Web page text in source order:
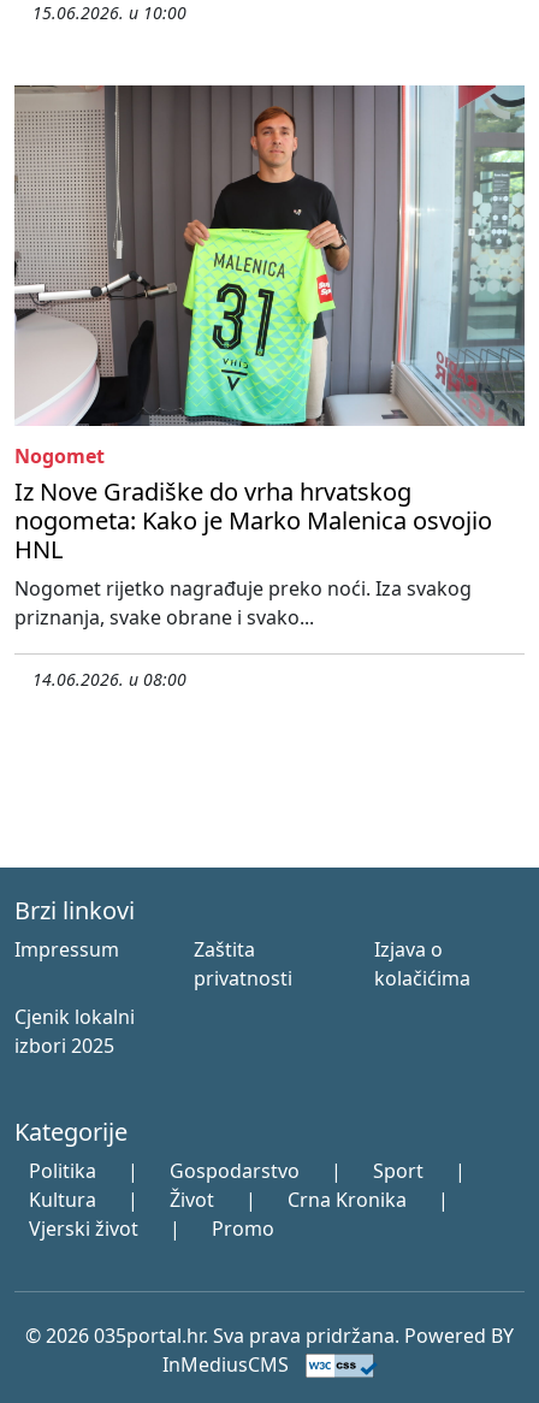
15.06.2026. u 10:00
Nogomet
Iz Nove Gradiške do vrha hrvatskog
nogometa: Kako je Marko Malenica osvojio
HNL
Nogomet rijetko nagrađuje preko noći. Iza svakog
priznanja, svake obrane i svako...
14.06.2026. u 08:00
Brzi linkovi
Impressum
Zaštita
privatnosti
Izjava o
kolačićima
Cjenik lokalni
izbori 2025
Kategorije
Politika | Gospodarstvo | Sport
|
Kultura
| Život | Crna Kronika
|
Vjerski život
| Promo
© 2026 035portal.hr. Sva prava pridržana. Powered BY
InMediusCMS